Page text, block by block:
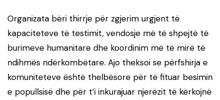
Organizata bëri thirrje për zgjerim urgjent të
kapaciteteve të testimit, vendosje më të shpejtë të
burimeve humanitare dhe koordinim më të mirë të
ndihmës ndërkombëtare. Ajo theksoi se përfshirja e
komuniteteve është thelbësore për të fituar besimin
e popullsisë dhe për t’i inkurajuar njerëzit të kërkojnë